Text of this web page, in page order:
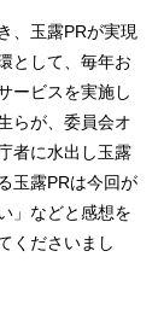
、玉露PRが実現
として、毎年お
ービスを実施し
らが、委員会オ
者に水出し玉露
玉露PRは今回が
」などと感想を
くださいまし